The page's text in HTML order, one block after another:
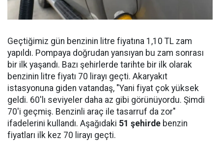
Geçtiğimiz gün benzinin litre fiyatına 1,10 TL zam
yapıldı. Pompaya doğrudan yansıyan bu zam sonrası
bir ilk yaşandı. Bazı şehirlerde tarihte bir ilk olarak
benzinin litre fiyatı 70 lirayı geçti. Akaryakıt
istasyonuna giden vatandaş, "Yani fiyat çok yüksek
geldi. 60'lı seviyeler daha az gibi görünüyordu. Şimdi
70'i geçmiş. Benzinli araç ile tasarruf da zor"
ifadelerini kullandı. Aşağıdaki 51 şehirde benzin
fiyatları ilk kez 70 lirayı geçti.